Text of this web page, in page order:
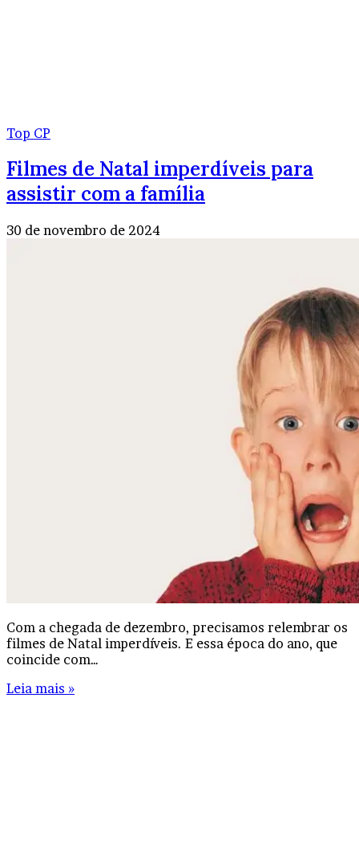
Top CP
Filmes de Natal imperdíveis para
assistir com a família
30 de novembro de 2024
Com a chegada de dezembro, precisamos relembrar os
filmes de Natal imperdíveis. E essa época do ano, que
coincide com…
Leia mais »